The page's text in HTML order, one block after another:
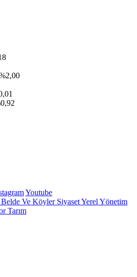
Youtube
Belde Ve KöylerSiyasetYerel Yönetim
Tarım